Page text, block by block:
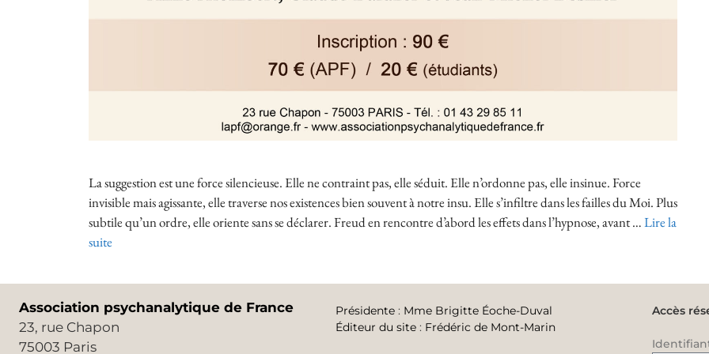
La suggestion est une force silencieuse. Elle ne contraint pas, elle séduit. Elle n’ordonne pas, elle insinue. Force
invisible mais agissante, elle traverse nos existences bien souvent à notre insu. Elle s’infiltre dans les failles du Moi. Plus
subtile qu’un ordre, elle oriente sans se déclarer. Freud en rencontre d’abord les effets dans l’hypnose, avant …Lire la
suite
Association psychanalytique de France
23, rue Chapon
75003 Paris
Présidente: Mme Brigitte Éoche-Duval
Éditeur du site: Frédéric de Mont-Marin
Accès